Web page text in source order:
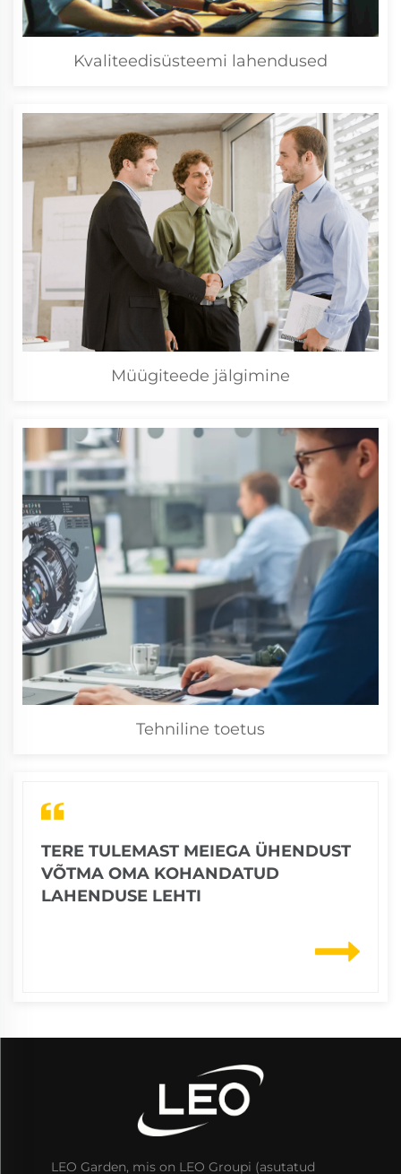
Kvaliteedisüsteemi lahendused
Müügiteede jälgimine
Tehniline toetus
TERE TULEMAST MEIEGA ÜHENDUST
VÕTMA OMA KOHANDATUD
LAHENDUSE LEHTI
LEO Garden, mis on LEO Groupi (asutatud